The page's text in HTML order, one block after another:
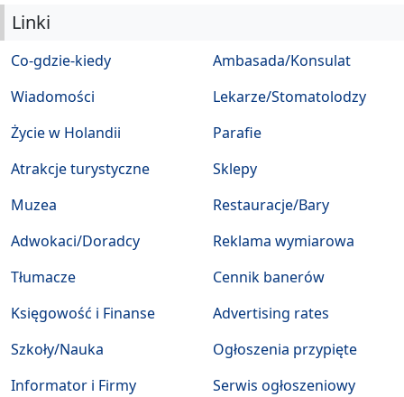
Linki
Co-gdzie-kiedy
Wiadomości
Życie w Holandii
Atrakcje turystyczne
Muzea
Ambasada/Konsulat
Lekarze/Stomatolodzy
Parafie
Sklepy
Restauracje/Bary
Adwokaci/Doradcy
Tłumacze
Księgowość i Finanse
Szkoły/Nauka
Informator i Firmy
Reklama wymiarowa
Cennik banerów
Advertising rates
Ogłoszenia przypięte
Serwis ogłoszeniowy